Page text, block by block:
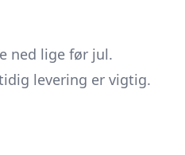
ned lige før jul.
levering er vigtig.
- så tjek deres sidste